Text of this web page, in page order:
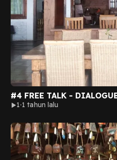
#4 FREE TALK -
1 1 tahun lalu